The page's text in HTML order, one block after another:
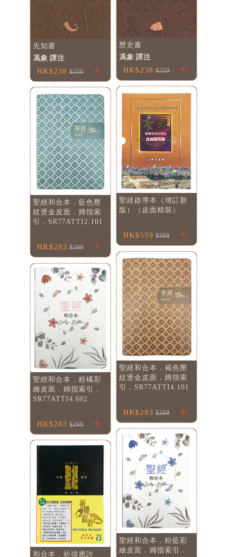
暢銷榜
中文二手書
英文二手書
精選英文書
電子書
基道 Top 50
先知書
馮象 譯注
HK$238 $250
歷史書
馮象 譯注
HK$238 $250
聖經啟導本（增訂新
版）（皮面精裝）
HK$559 $588
聖經和合本．藍色壓
紋燙金皮面．姆指索
引．SR77ATTI2.101
HK$283 $298
聖經和合本．褐色壓
紋燙金皮面．姆指索
引．SR77ATTI4.101
HK$283 $298
聖經和合本．粉橘彩
繪皮面．姆指索引．
SR77ATTI4.602
HK$283 $298
聖經和合本．粉藍彩
繪皮面．姆指索引．
和合本．祈禱應許